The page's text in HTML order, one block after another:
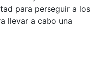
para perseguir a los
llevar a cabo una